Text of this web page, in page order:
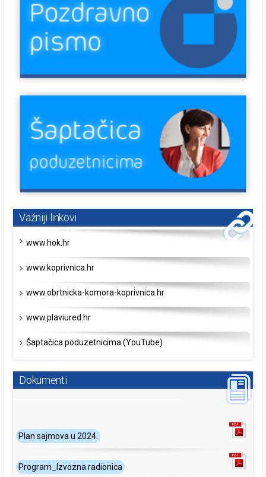
Važniji linkovi
www.hok.hr
www.koprivnica.hr
www.obrtnicka-komora-koprivnica.hr
www.plaviured.hr
Šaptačica poduzetnicima (YouTube)
Dokumenti
Plan sajmova u 2024.
Program_Izvozna radionica